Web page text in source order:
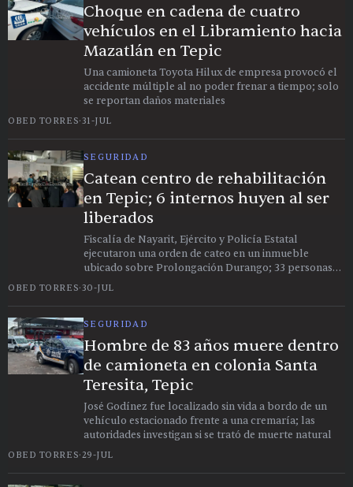
Choque en cadena de cuatro
vehículos en el Libramiento hacia
Mazatlán en Tepic
Una camioneta Toyota Hilux de empresa provocó el
accidente múltiple al no poder frenar a tiempo; solo
se reportan daños materiales
OBED TORRES·31-JUL
SEGURIDAD
Catean centro de rehabilitación
en Tepic; 6 internos huyen al ser
liberados
Fiscalía de Nayarit, Ejército y Policía Estatal
ejecutaron una orden de cateo en un inmueble
ubicado sobre Prolongación Durango; 33 personas
estaban dentro al momento del operativo
OBED TORRES·30-JUL
SEGURIDAD
Hombre de 83 años muere dentro
de camioneta en colonia Santa
Teresita, Tepic
José Godínez fue localizado sin vida a bordo de un
vehículo estacionado frente a una cremaría; las
autoridades investigan si se trató de muerte natural
OBED TORRES·29-JUL